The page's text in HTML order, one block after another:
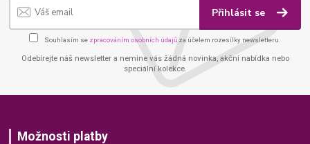
Přihlásit se
Souhlasím se zpracováním osobních údajů za účelem rozesílky newsletteru.
Odebírejte náš newsletter a nemine vás žádná novinka, akční nabídka nebo
speciální kolekce.
Možnosti platby